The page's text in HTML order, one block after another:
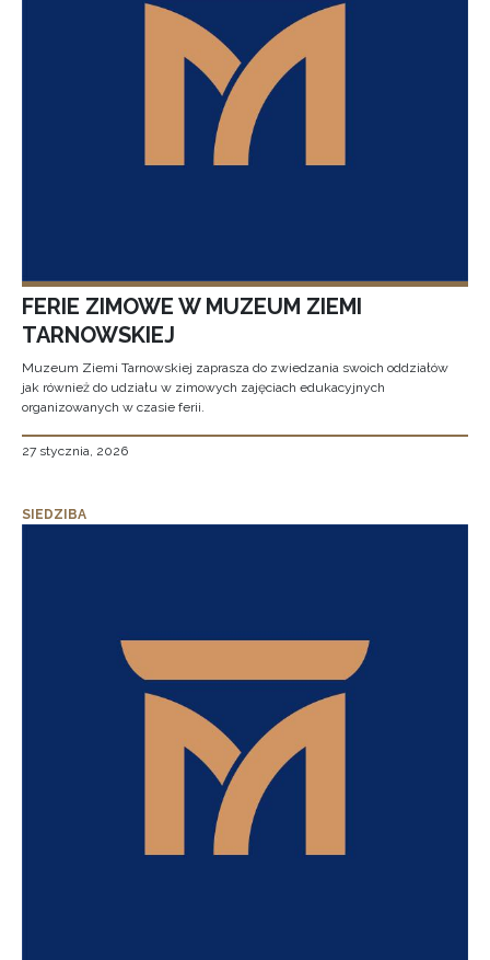
FERIE ZIMOWE W MUZEUM ZIEMI
TARNOWSKIEJ
Muzeum Ziemi Tarnowskiej zaprasza do zwiedzania swoich oddziałów
jak również do udziału w zimowych zajęciach edukacyjnych
organizowanych w czasie ferii.
27 stycznia, 2026
SIEDZIBA